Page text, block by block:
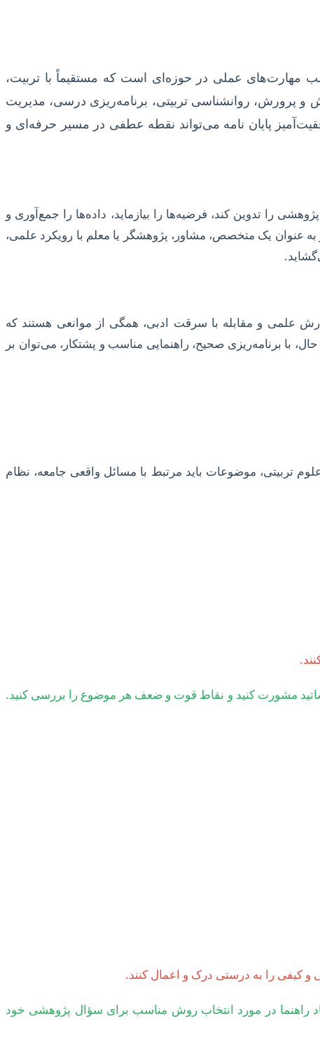
مهارت‌های عملی در حوزه‌ای است که مستقیماً با تربیت،
پرورش، روانشناسی تربیتی، برنامه‌ریزی درسی، مدیریت
پایان نامه می‌تواند نقطه عطفی در مسیر حرفه‌ای و
را تدوین کند، فرضیه‌ها را بیازماید، داده‌ها را جمع‌آوری و
به عنوان یک متخصص، مشاور، پژوهشگر یا معلم با رویکرد علمی،
علمی و مقابله با سرقت ادبی، همگی از موانعی هستند که
با برنامه‌ریزی صحیح، راهنمایی مناسب و پشتکار، می‌توان بر
تربیتی، موضوعات باید مرتبط با مسائل واقعی جامعه، نظام
جدید را بخوانید. در این مرحله، با اساتید مشورت کنید و نقاط قوت و ضعف هر موضوع را بررسی کنید.
کیفی را به درستی درک و اعمال کنند.
راهنما در مورد انتخاب روش مناسب برای سؤال پژوهشی خود